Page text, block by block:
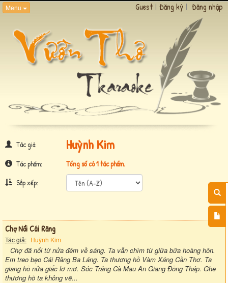
Menu Guest | Đăng ký | Đăng nhập
Tác giả: Huỳnh Kim
Tác phẩm:
Tổng số có 1 tác phẩm.
Sắp xếp:
Chợ Nổi Cái Răng
Tác giả: Huỳnh Kim
Chợ đã nổi từ nửa đêm về sáng. Ta vẫn chìm từ giữa bữa hoàng hôn.
Em treo bẹo Cái Răng Ba Láng. Ta thương hồ Vàm Xáng Cần Thơ. Ta
giang hồ nửa giấc lơ mơ. Sóc Trăng Cà Mau An Giang Đồng Tháp. Ghe
thương hồ ta không vẽ...